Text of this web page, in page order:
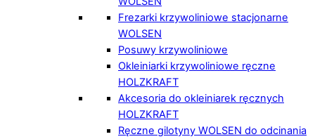
Frezarki krzywoliniowe stacjonarne
WOLSEN
Posuwy krzywoliniowe
Okleiniarki krzywoliniowe ręczne
HOLZKRAFT
Akcesoria do okleiniarek ręcznych
HOLZKRAFT
Ręczne gilotyny WOLSEN do odcinania